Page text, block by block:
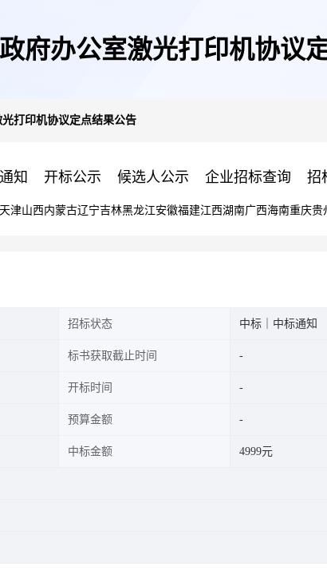
府办公室激光打印机协议
打印机协议定点结果公告
知 开标公示 候选人公示 企业招标查询 招
天津山西内蒙古辽宁吉林黑龙江安徽福建江西湖南广西海南重庆贵
招标状态 中标｜中标通知
标书获取截止时间
开标时间
预算金额
中标金额 4999元